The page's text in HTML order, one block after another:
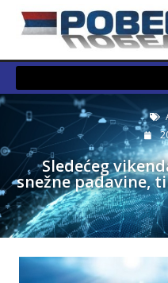
Sledećeg
snežne padavine,